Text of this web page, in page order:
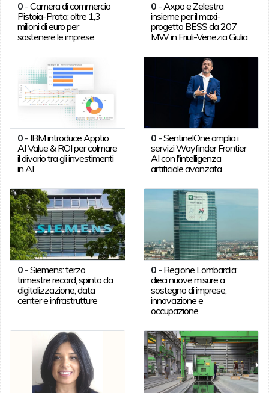
0-Camera di commercio
Pistoia-Prato: oltre 1,3
milioni di euro per
sostenere le imprese
0 - Axpo e Zelestra
insieme per il maxi-
progetto BESS da 207
MW in Friuli-Venezia Giulia
0- IBM introduce Apptio
AI Value & ROI per colmare
il divario tra gli investimenti
in AI
0 -SentinelOne amplia i
servizi Wayfinder Frontier
AI con l'intelligenza
artificiale avanzata
0-Siemens: terzo
trimestre record, spinto da
digitalizzazione, data
center e infrastrutture
0 - Regione Lombardia:
dieci nuove misure a
sostegno di imprese,
innovazione e
occupazione